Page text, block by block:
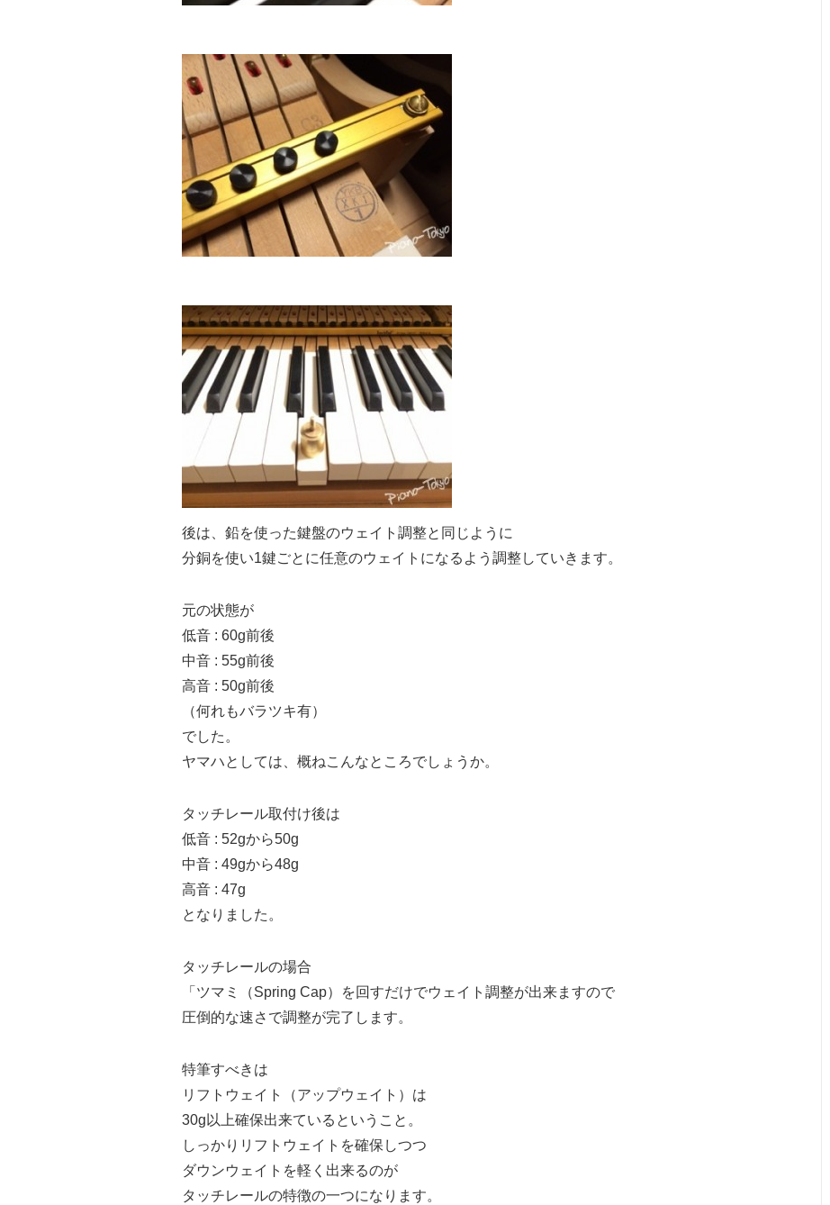
後は、鉛を使った鍵盤のウェイト調整と同じように
分銅を使い1鍵ごとに任意のウェイトになるよう調整していきます。
元の状態が
低音 : 60g前後
中音 : 55g前後
高音 : 50g前後
（何れもバラツキ有）
でした。
ヤマハとしては、概ねこんなところでしょうか。
タッチレール取付け後は
低音 : 52gから50g
中音 : 49gから48g
高音 : 47g
となりました。
タッチレールの場合
「ツマミ（Spring Cap）を回すだけでウェイト調整が出来ますので
圧倒的な速さで調整が完了します。
特筆すべきは
リフトウェイト（アップウェイト）は
30g以上確保出来ている ということ。
しっかりリフトウェイトを確保しつつ
ダウンウェイトを軽く出来るのが
タッチレールの特徴の一つになります。